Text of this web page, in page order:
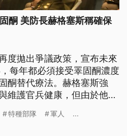
酮 美防長赫格塞斯稱確保
度拋出爭議政策，宣布未來
每年都必須接受睪固酮濃度
酮替代療法。赫格塞斯強
維護官兵健康，但由於他先
重標準。
特種部隊 軍人 ...